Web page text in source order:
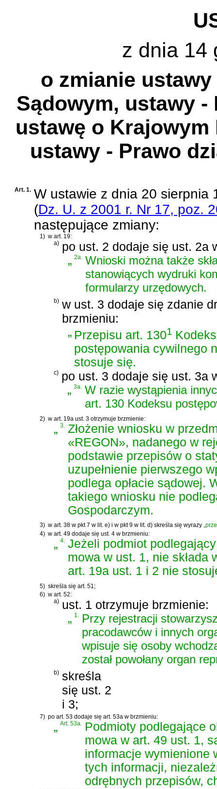
z dnia 14
o zmianie
Sądowym, ustawy
ustawę o Krajowym
ustawy - Prawo
Art. 1. W ustawie z dnia 20 sierpnia
(Dz. U. z 2001 r. Nr 17, poz.
następujące zmiany:
1) w art. 19:
a) po ust. 2 dodaje się ust. 2a
„2a. Wnioski można także
stanowiących wydruki
formularzy urzędowych.
b) w ust. 3 dodaje się zdanie
brzmieniu:
„ Przepisu art. 1301
postępowania cywilnego
stosuje się.
c) po ust. 3 dodaje się ust. 3a
„3a. W razie wystąpienia
art. 130 Kodeksu
2) w art. 19a ust. 3 otrzymuje brzmienie:
„3.
Złożenie wniosku w
«REGON», nadanego w
podstawie przepisów o
uzupełnienie pierwszego
podlega opłacie sądowej.
takiego wniosku nie
Gospodarczym.
3) w art. 38 w pkt 7 w lit. e) i w pkt 9 w lit. d) skreśla się wyrazy
4) w art. 49 dodaje się ust. 4 w brzmieniu:
„4. Jeżeli podmiot
mowa w ust. 1, nie składa
art. 19a ust. 1 i 2 nie
5) skreśla się art. 51;
6) w art. 52:
a) ust. 1 otrzymuje brzmienie:
„1. Przy rejestracji
pracodawców i innych
wpisuje się osoby
został powołany organ
b) skreśla
się ust. 2
i 3;
7) po art. 53 dodaje się art. 53a w brzmieniu:
„Art. 53a.
Podmioty podlegające
mowa w art. 49 ust. 1,
informacje wymienione
tych informacji,
odrębnych przepisów,